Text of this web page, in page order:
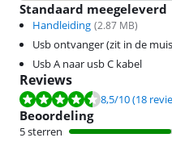
Standaard meegeleverd
Handleiding (2.87 MB)
Usb ontvanger (zit in de
Usb A naar usb C kabel
Reviews
Beoordeling is 8,5 van de 10,
8,5/10(18
Beoordeling
5 sterren